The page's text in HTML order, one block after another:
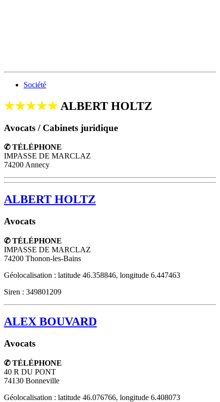
Société
★★★★★ ALBERT HOLTZ
Avocats / Cabinets juridique
✆ TÉLÉPHONE
IMPASSE DE MARCLAZ
74200 Annecy
ALBERT HOLTZ
Avocats
✆ TÉLÉPHONE
IMPASSE DE MARCLAZ
74200 Thonon-les-Bains
Géolocalisation : latitude 46.358846, longitude 6.447463
Siren : 349801209
ALEX BOUVARD
Avocats
✆ TÉLÉPHONE
40 R DU PONT
74130 Bonneville
Géolocalisation : latitude 46.076766, longitude 6.408073